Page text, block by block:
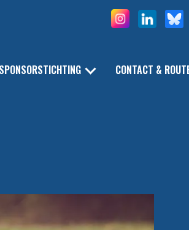
SPONSORSTICHTING CONTACT &